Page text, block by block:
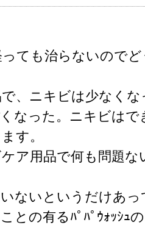
ても治らないので
、ニキビは少なく
なった。ニキビは
す。
ア用品で何も問題
ないというだけあ
との有るﾊﾟﾊﾟｳｫｯｼｭ